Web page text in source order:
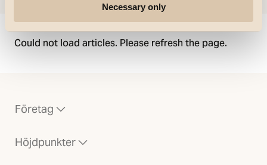
Necessary only
Could not load articles. Please refresh the page.
Företag
Höjdpunkter